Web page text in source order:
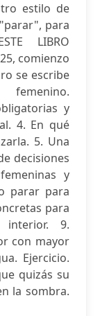
estilo de
para
LIBRO
comienzo
se escribe
femenino.
y
4. En qué
5. Una
decisiones
y
parar para
para
9.
con mayor
Ejercicio.
quizás su
la sombra.